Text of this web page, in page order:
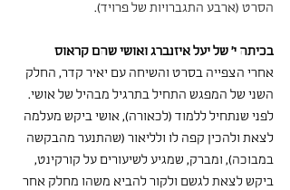
הסרט (ארבע התגברויות של פרויד).
בכיתה י' של יעל איזנברג ואושי שהם קראוס
אחרי הצפייה בסרט והשיחה עם יאיר קדר, החלק
השני של המפגש התחיל בתרגיל מבהיל של אושי.
לפני שנתחיל ללמוד (לכאורה), אושי ביקש מעלמה
לצאת ולהכין קפה לו ולליאור (שהתנער מהבקשה
במבוכה), ומברק, שמגיע לשיעורים על קורקינט,
ביקש לצאת לגשם ולקור להביא משהו מחלק אחר